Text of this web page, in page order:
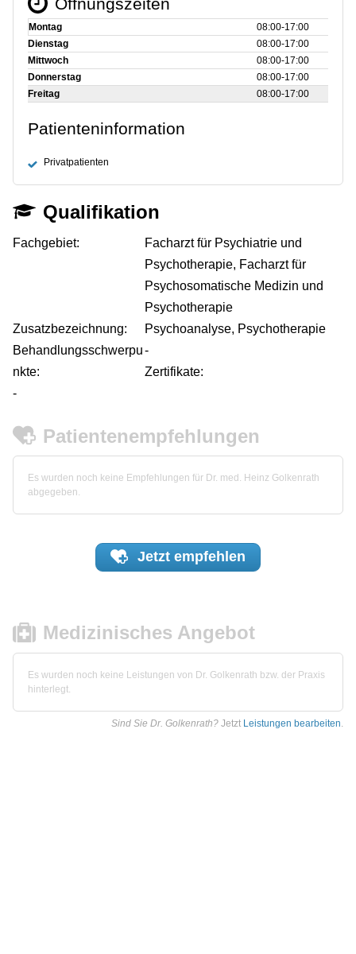
Montag
08:00‑17:00
Dienstag
08:00‑17:00
Mittwoch
08:00‑17:00
Donnerstag
08:00‑17:00
Freitag
08:00‑17:00
Patienteninformation
Privatpatienten
Qualifikation
Fachgebiet:
Facharzt für Psychiatrie und
Psychotherapie, Facharzt für
Psychosomatische Medizin und
Psychotherapie
Zusatzbezeichnung:
Psychoanalyse, Psychotherapie
Behandlungsschwerpu
nkte:
-
Zertifikate:
-
Patientenempfehlungen
Es wurden noch keine Empfehlungen für Dr. med. Heinz Golkenrath
abgegeben.
Jetzt empfehlen
Medizinisches Angebot
Es wurden noch keine Leistungen von Dr. Golkenrath bzw. der Praxis
hinterlegt.
Sind Sie Dr. Golkenrath? Jetzt Leistungen bearbeiten.